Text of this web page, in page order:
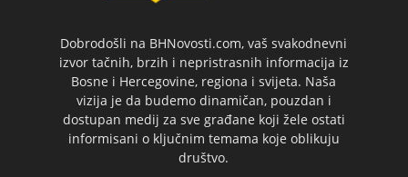
Dobrodošli na BHNovosti.com, vaš svakodnevni
izvor tačnih, brzih i nepristrasnih informacija iz
Bosne i Hercegovine, regiona i svijeta. Naša
vizija je da budemo dinamičan, pouzdan i
dostupan medij za sve građane koji žele ostati
informisani o ključnim temama koje oblikuju
društvo.